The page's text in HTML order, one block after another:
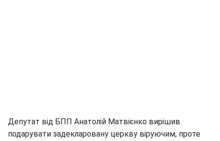
Депутат від БПП Анатолій Матвієнко вирішив
подарувати задекларовану церкву віруючим, проте